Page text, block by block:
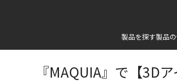
製品を探す製品
『MAQUIA
『MAQUIA』で【3D